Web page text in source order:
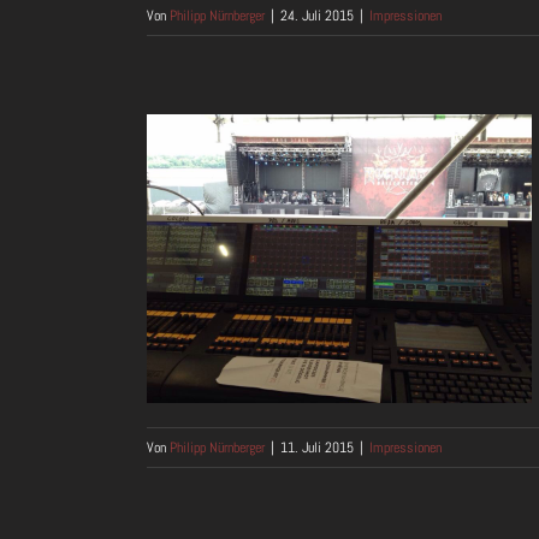
Von Philipp Nürnberger | 24. Juli 2015 | Impressionen
Von Philipp Nürnberger | 11. Juli 2015 | Impressionen